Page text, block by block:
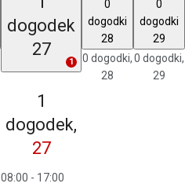
dogodek
27
1
1
dogodek,
27
08:00 - 17:00
0
dogodki
28
0 dogodki,
28
0
dogodki
29
0 dogodki,
29